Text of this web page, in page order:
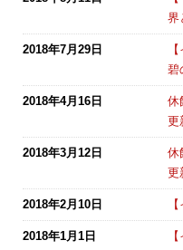
界
2018年7月29日
碧
2018年4月16日
休
更
2018年3月12日
休
更
2018年2月10日
2018年1月1日